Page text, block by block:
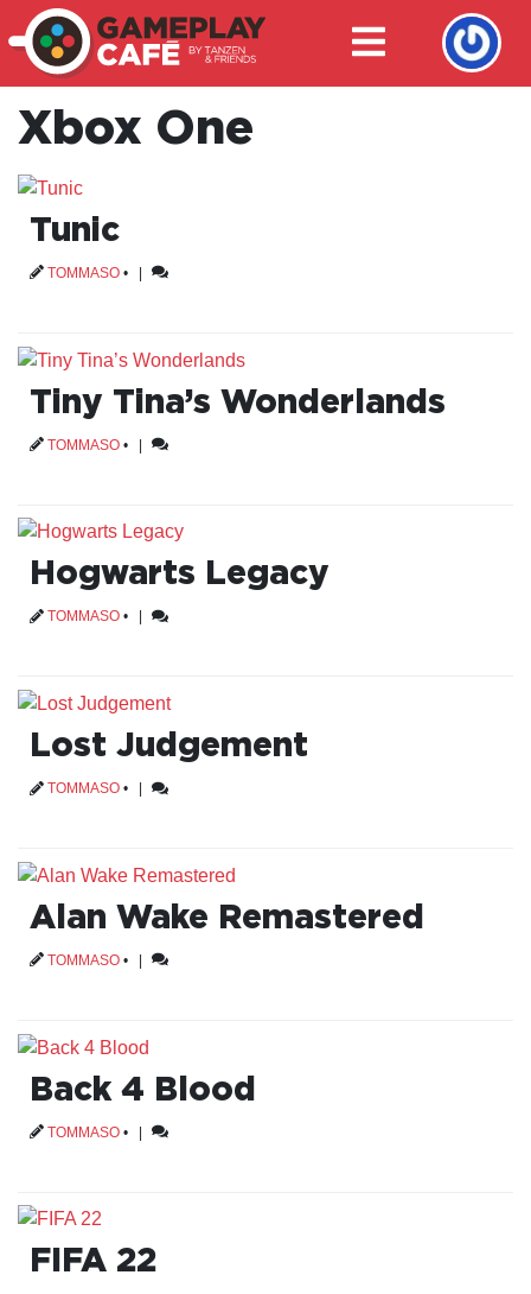
Xbox One
Tunic
TOMMASO • |
Tiny Tina’s Wonderlands
TOMMASO • |
Hogwarts Legacy
TOMMASO •
Lost Judgement
TOMMASO •
Alan Wake Remastered
TOMMASO • |
Back 4 Blood
TOMMASO • |
FIFA 22